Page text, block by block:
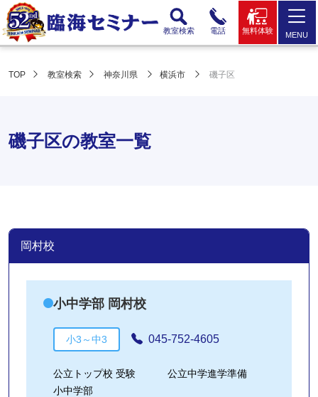
教室検索 電話 無料体験 MENU
TOP 教室検索 神奈川県 横浜市 磯子区
磯子区の教室一覧
岡村校
小中学部 岡村校
小3～中3 045-752-4605
公立トップ校 受験
公立中学進学準備
小中学部